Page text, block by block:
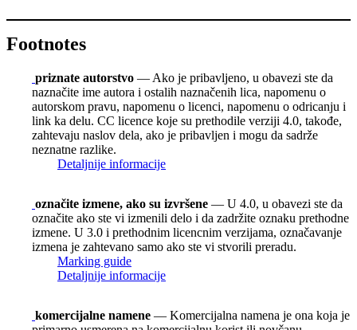
Footnotes
priznate autorstvo — Ako je pribavljeno, u obavezi ste da
naznačite ime autora i ostalih naznačenih lica, napomenu o
autorskom pravu, napomenu o licenci, napomenu o odricanju i
link ka delu. CC licence koje su prethodile verziji 4.0, takođe,
zahtevaju naslov dela, ako je pribavljen i mogu da sadrže
neznatne razlike.
Detaljnije informacije
označite izmene, ako su izvršene — U 4.0, u obavezi ste da
označite ako ste vi izmenili delo i da zadržite oznaku prethodne
izmene. U 3.0 i prethodnim licencnim verzijama, označavanje
izmena je zahtevano samo ako ste vi stvorili preradu.
Marking guide
Detaljnije informacije
komercijalne namene — Komercijalna namena je ona koja je